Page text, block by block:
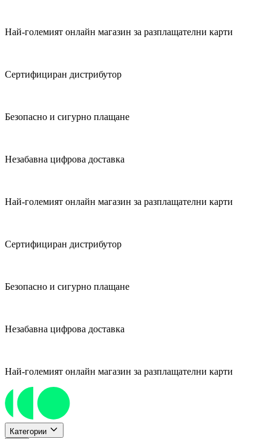
Най-големият онлайн магазин за разплащателни карти
Сертифициран дистрибутор
Безопасно и сигурно плащане
Незабавна цифрова доставка
Най-големият онлайн магазин за разплащателни карти
Сертифициран дистрибутор
Безопасно и сигурно плащане
Незабавна цифрова доставка
Най-големият онлайн магазин за разплащателни карти
Категории